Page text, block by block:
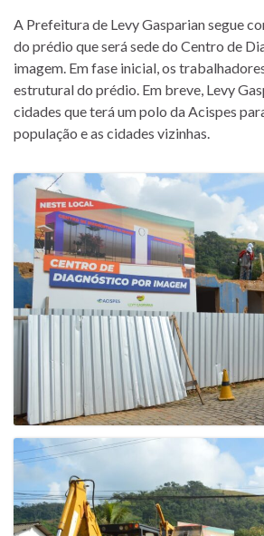
A Prefeitura de Levy Gasparian segue
do prédio que será sede do Centro de
imagem. Em fase inicial, os
estrutural do prédio. Em breve, Levy
cidades que terá um polo da Acispes
população e as cidades vizinhas.